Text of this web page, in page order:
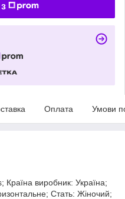
Оплата Умови
виробник: Україна;
Стать: Жіночий;